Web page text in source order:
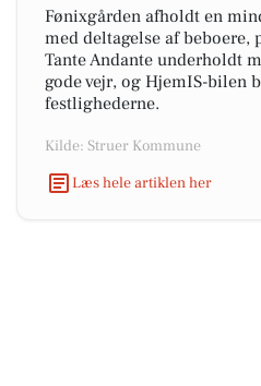
Fønixgården afholdt en
med deltagelse af beboere,
Tante Andante underholdt
gode vejr, og HjemIS-bilen
festlighederne.
Kilde: Struer Kommune
Læs hele artiklen her